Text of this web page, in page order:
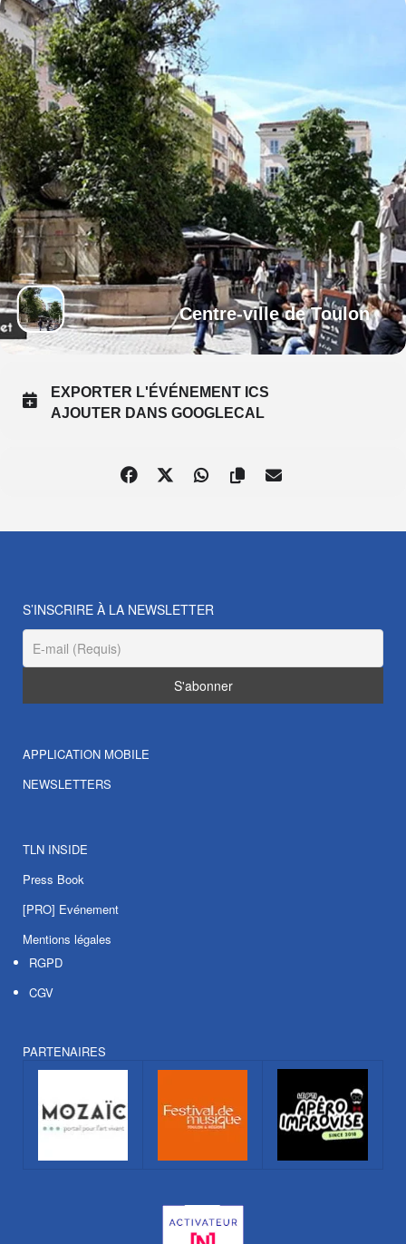
Centre-ville de Toulon
EXPORTER L'ÉVÉNEMENT ICS
AJOUTER DANS GOOGLECAL
S’INSCRIRE À LA NEWSLETTER
APPLICATION MOBILE
NEWSLETTERS
TLN INSIDE
Press Book
[PRO] Evénement
Mentions légales
RGPD
CGV
PARTENAIRES